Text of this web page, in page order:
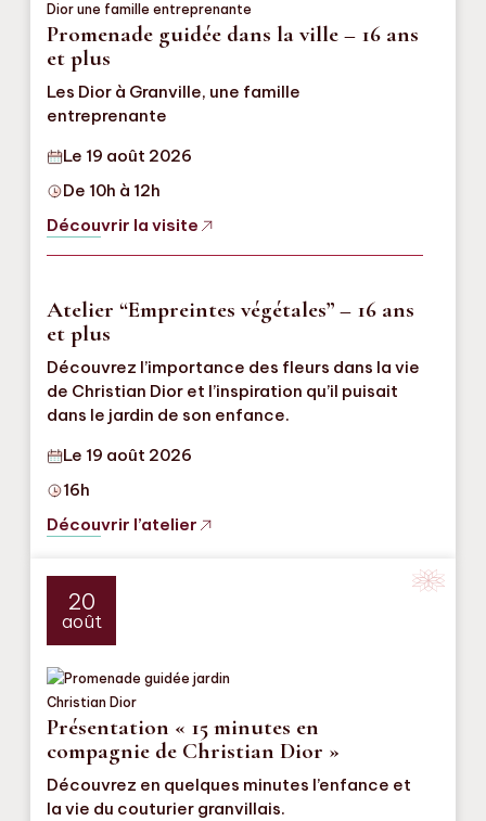
Promenade guidée dans la ville – 16 ans
et plus
Les Dior à Granville, une famille
entreprenante
Le 19 août 2026
De 10h à 12h
Découvrir la visite
Atelier “Empreintes végétales” – 16 ans
et plus
Découvrez l’importance des fleurs dans la vie
de Christian Dior et l’inspiration qu’il puisait
dans le jardin de son enfance.
Le 19 août 2026
16h
Découvrir l’atelier
20
août
Présentation « 15 minutes en
compagnie de Christian Dior »
Découvrez en quelques minutes l’enfance et
la vie du couturier granvillais.